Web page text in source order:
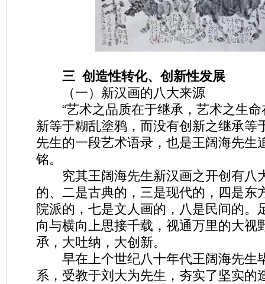
三 创造性转化、创新性发展
（一）新汉画的八大来源
“艺术之品质在于继承，艺术之生命
新等于糊乱塗鸦，而没有创新之继承等
先生的一段艺术语录，也是王阔海先生
铭。
究其王阔海先生新汉画之开创有八
的、二是古典的，三是现代的，四是东
院派的，七是文人画的，八是民间的。
向与横向上思接千载，视通万里的大视
𠄘，大吐纳，大创新。
早在上个世纪八十年代王阔海先生
系，受教于刘大为先生，夯实了坚实的